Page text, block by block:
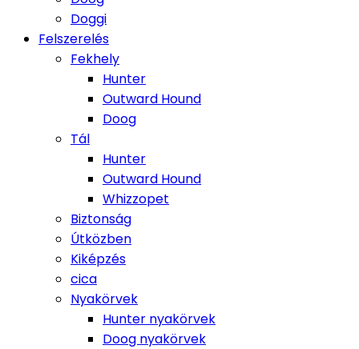
Doggi
Felszerelés
Fekhely
Hunter
Outward Hound
Doog
Tál
Hunter
Outward Hound
Whizzopet
Biztonság
Útközben
Kiképzés
cica
Nyakörvek
Hunter nyakörvek
Doog nyakörvek